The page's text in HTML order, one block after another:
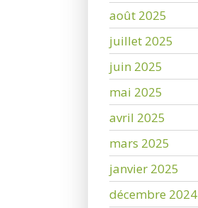
août 2025
juillet 2025
juin 2025
mai 2025
avril 2025
mars 2025
janvier 2025
décembre 2024